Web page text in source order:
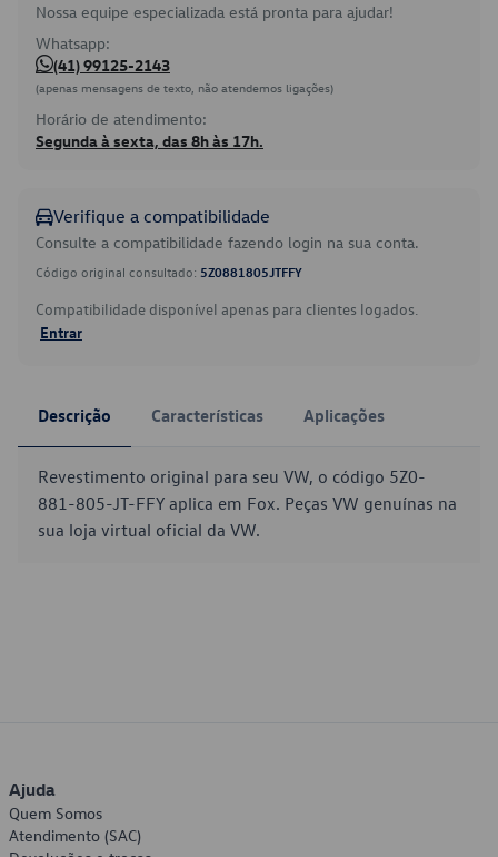
Nossa equipe especializada está pronta para ajudar!
Whatsapp:
(41) 99125-2143
(apenas mensagens de texto, não atendemos ligações)
Horário de atendimento:
Segunda à sexta, das 8h às 17h.
Verifique a compatibilidade
Consulte a compatibilidade fazendo login na sua conta.
Código original consultado: 5Z0881805JTFFY
Compatibilidade disponível apenas para clientes logados.
Entrar
Descrição Características Aplicações
Revestimento original para seu VW, o código 5Z0-
881-805-JT-FFY aplica em Fox. Peças VW genuínas na
sua loja virtual oficial da VW.
Ajuda
Quem Somos
Atendimento (SAC)